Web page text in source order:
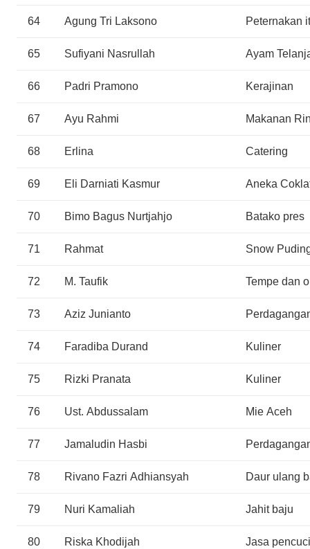
64 Agung Tri Laksono Peternakan
65 Sufiyani Nasrullah Ayam
66 Padri Pramono Kerajinan
67 Ayu Rahmi Makanan
68 Erlina Catering
69 Eli Darniati Kasmur Aneka
70 Bimo Bagus Nurtjahjo Batako pres
71 Rahmat Snow
72 M. Taufik Tempe dan
73 Aziz Junianto
74 Faradiba Durand Kuliner
75 Rizki Pranata Kuliner
76 Ust. Abdussalam Mie Aceh
77 Jamaludin Hasbi
78 Rivano Fazri Adhiansyah Daur ulang
79 Nuri Kamaliah Jahit baju
80 Riska Khodijah Jasa